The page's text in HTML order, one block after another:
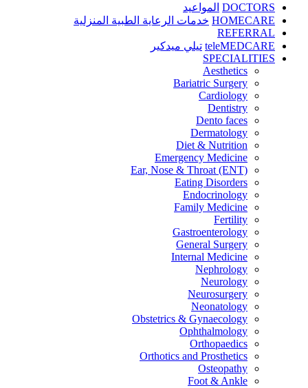
DOCTORS المواعيد
HOMECARE خدمات الرعاية الطبية المنزلية
REFERRAL
teleMEDCARE تيلي ميدكير
SPECIALITIES
Aesthetics
Bariatric Surgery
Cardiology
Dentistry
Dento faces
Dermatology
Diet & Nutrition
Emergency Medicine
Ear, Nose & Throat (ENT)
Eating Disorders
Endocrinology
Family Medicine
Fertility
Gastroenterology
General Surgery
Internal Medicine
Nephrology
Neurology
Neurosurgery
Neonatology
Obstetrics & Gynaecology
Ophthalmology
Orthopaedics
Orthotics and Prosthetics
Osteopathy
Foot & Ankle